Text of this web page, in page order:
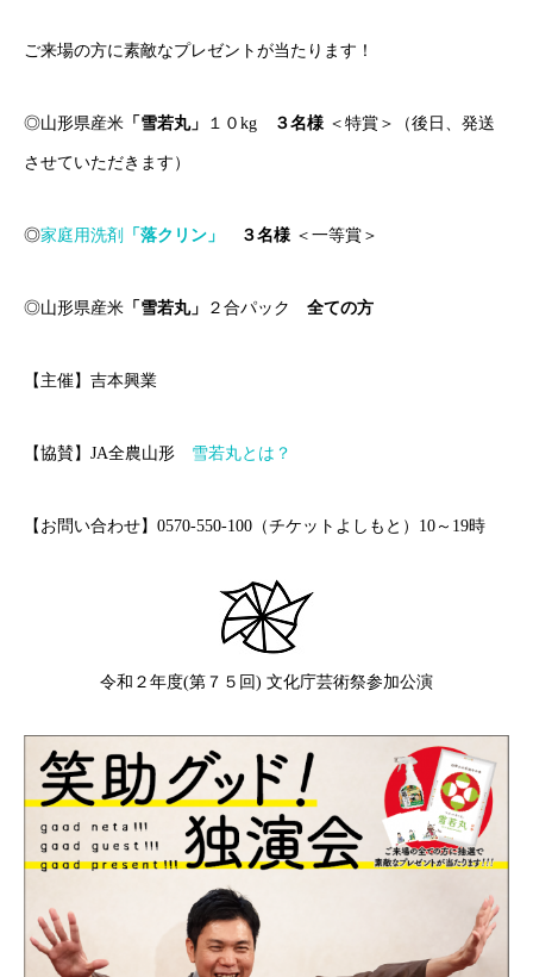
ご来場の方に素敵なプレゼントが当たります！
◎山形県産米 「雪若丸」 １０kg ３名様 ＜特賞＞（後日、発送
させていただきます）
◎家庭用洗剤 「落クリン」 ３名様 ＜一等賞＞
◎山形県産米 「雪若丸」 ２合パック 全ての方
【主催】吉本興業
【協賛】JA全農山形 雪若丸とは？
【お問い合わせ】0570-550-100（チケットよしもと）10～19時
令和２年度(第７５回) 文化庁芸術祭参加公演